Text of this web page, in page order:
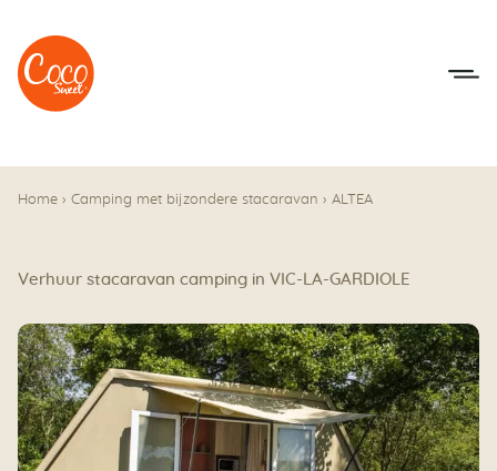
Naar het menu
Naar de inhoudsopgave
Home › Camping met bijzondere stacaravan › ALTEA
Verhuur stacaravan camping in VIC-LA-GARDIOLE